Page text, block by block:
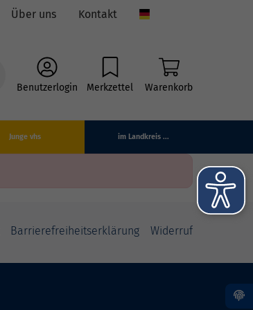
Über uns Kontakt
Benutzerlogin Merkzettel Warenkorb
Junge vhs im Landkreis ...
Barrierefreiheitserklärung Widerruf